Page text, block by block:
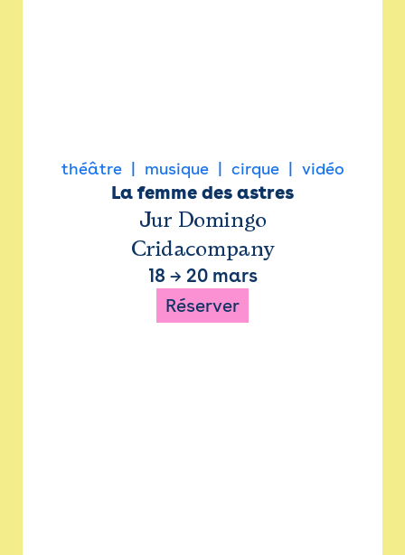
théâtre musique cirque vidéo
La femme des astres
Jur Domingo
Cridacompany
18 → 20 mars
Réserver